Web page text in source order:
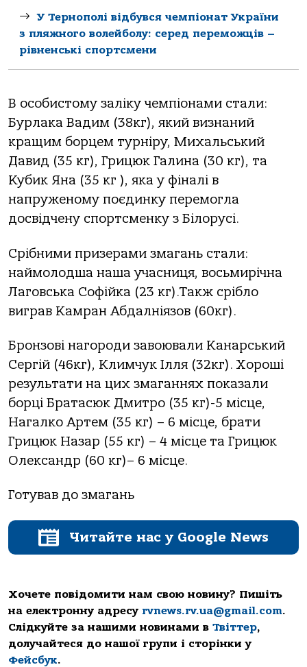
У Тернополі відбувся чемпіонат України
з пляжного волейболу: серед переможців –
рівненські спортсмени
В особистому заліку чемпіонами стали:
Бурлака Вадим (38кг), який визнаний
кращим борцем турніру, Михальський
Давид (35 кг), Грицюк Галина (30 кг), та
Кубик Яна (35 кг ), яка у фіналі в
напруженому поєдинку перемогла
досвідчену спортсменку з Білорусі.
Срібними призерами змагань стали:
наймолодша наша учасниця, восьмирічна
Лаговська Софійка (23 кг).Такж срібло
виграв Камран Абдалніязов (60кг).
Бронзові нагороди завоювали Канарський
Сергій (46кг), Климчук Ілля (32кг). Хороші
результати на цих змаганнях показали
борці Братасюк Дмитро (35 кг)-5 місце,
Нагалко Артем (35 кг) – 6 місце, брати
Грицюк Назар (55 кг) – 4 місце та Грицюк
Олександр (60 кг)– 6 місце.
Готував до змагань
Читайте нас у Google News
Хочете повідомити нам свою новину? Пишіть
на електронну адресу rvnews.rv.ua@gmail.com.
Слідкуйте за нашими новинами в Твіттер,
долучайтеся до нашої групи і сторінки у
Фейсбук.